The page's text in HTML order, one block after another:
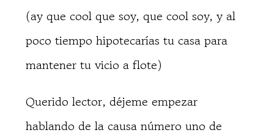
(ay que cool que soy, que cool soy, y al
poco tiempo hipotecarías tu casa para
mantener tu vicio a flote)
Querido lector, déjeme empezar
hablando de la causa número uno de